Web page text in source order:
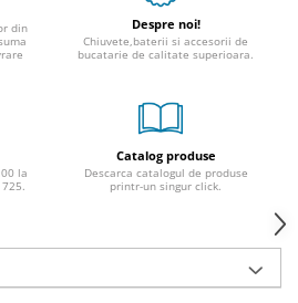
din
Despre noi!
Chiuvete,baterii si accesorii de
bucatarie de calitate superioara.
la
Catalog produse
Descarca catalogul de produse
printr-un singur click.